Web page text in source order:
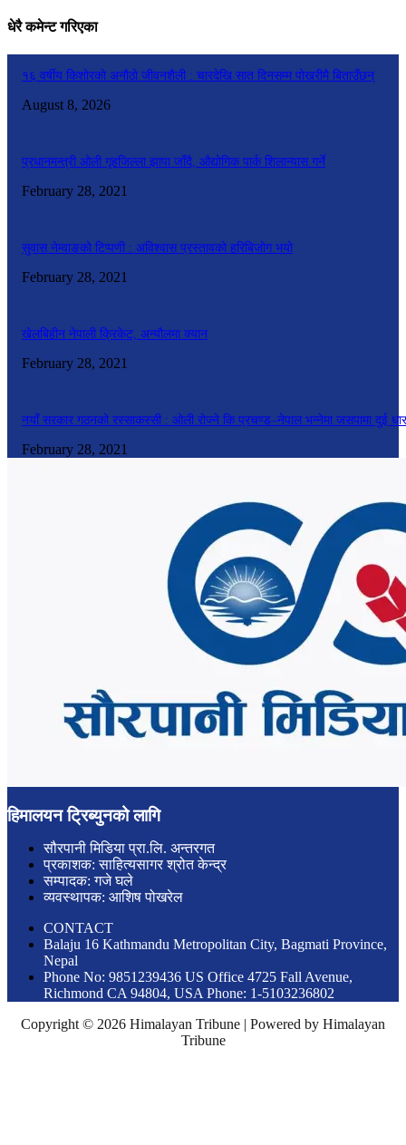
धेरै कमेन्ट गरिएका
१६ वर्षीय किशोरको अनौठो जीवनशैली : चारदेखि सात दिनसम्म पोखरीमै बिताउँछन्
August 8, 2026
प्रधानमन्त्री ओली गृहजिल्ला झापा जाँदै, औद्योगिक पार्क शिलान्यास गर्ने
February 28, 2021
सुवास नेम्वाङको टिप्पणी : अविश्वास प्रस्तावको हरिबिजोग भयो
February 28, 2021
खेलबिहीन नेपाली क्रिकेट, अन्यौलमा क्यान
February 28, 2021
नयाँ सरकार गठनको रस्साकस्सी : ओली रोज्ने कि प्रचण्ड–नेपाल भन्नेमा जसपामा दुई धार
February 28, 2021
हिमालयन ट्रिब्युनको लागि
सौरपानी मिडिया प्रा.लि. अन्तरगत
प्रकाशक: साहित्यसागर श्रोत केन्द्र
सम्पादक: गजे घले
व्यवस्थापक: आशिष पोखरेल
CONTACT
Balaju 16 Kathmandu Metropolitan City, Bagmati Province,
Nepal
Phone No: 9851239436 US Office 4725 Fall Avenue,
Richmond CA 94804, USA Phone: 1-5103236802
Copyright © 2026 Himalayan Tribune | Powered by Himalayan
Tribune